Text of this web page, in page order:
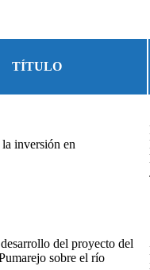
TÍTULO
inversión en
del proyecto del
sobre el río